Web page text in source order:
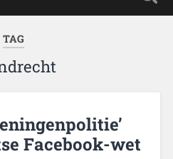
TAG
Facebook-wet